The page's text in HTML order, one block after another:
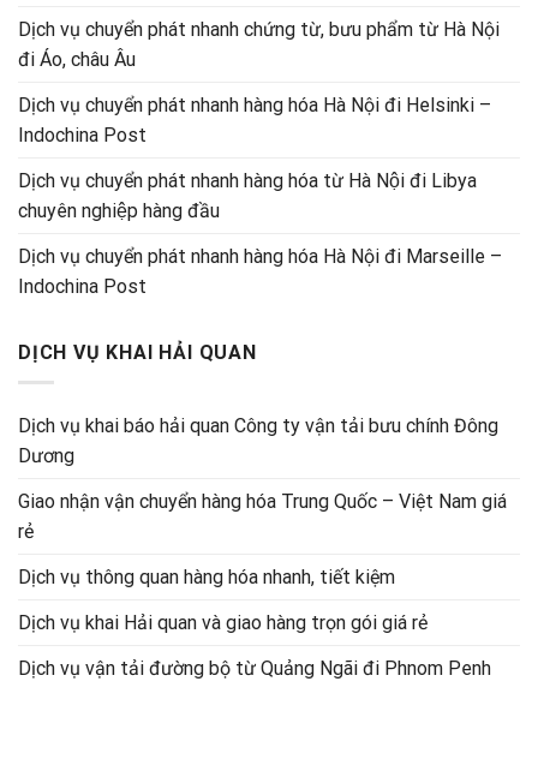
Dịch vụ chuyển phát nhanh chứng từ, bưu phẩm từ Hà Nội
đi Áo, châu Âu
Dịch vụ chuyển phát nhanh hàng hóa Hà Nội đi Helsinki –
Indochina Post
Dịch vụ chuyển phát nhanh hàng hóa từ Hà Nội đi Libya
chuyên nghiệp hàng đầu
Dịch vụ chuyển phát nhanh hàng hóa Hà Nội đi Marseille –
Indochina Post
DỊCH VỤ KHAI HẢI QUAN
Dịch vụ khai báo hải quan Công ty vận tải bưu chính Đông
Dương
Giao nhận vận chuyển hàng hóa Trung Quốc – Việt Nam giá
rẻ
Dịch vụ thông quan hàng hóa nhanh, tiết kiệm
Dịch vụ khai Hải quan và giao hàng trọn gói giá rẻ
Dịch vụ vận tải đường bộ từ Quảng Ngãi đi Phnom Penh